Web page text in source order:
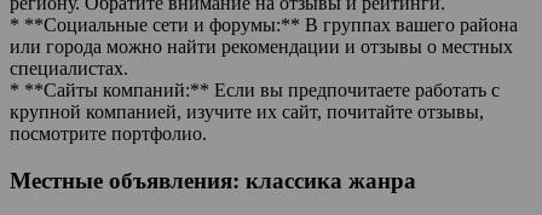
* **Социальные сети и форумы:** В группах вашего района
или города можно найти рекомендации и отзывы о местных
специалистах.
* **Сайты компаний:** Если вы предпочитаете работать с
крупной компанией, изучите их сайт, почитайте отзывы,
посмотрите портфолио.
Местные объявления: классика жанра